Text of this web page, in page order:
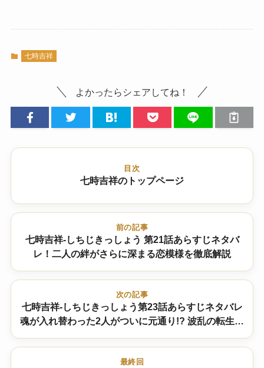
七時吉祥
よかったらシェアしてね！
目次
七時吉祥のトップページ
前の記事
七時吉祥-しちじきっしょう 第21話あらすじネタバ
レ！二人の絆がさらに深まる恋模様を徹底解説
次の記事
七時吉祥-しちじきっしょう第23話あらすじネタバレ
魂が入れ替わった2人がついに元通り!? 波乱の転生ス
最終回